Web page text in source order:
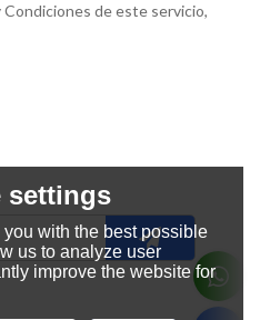
de este servicio,
settings
with the best possible
us to analyze user
improve the website for